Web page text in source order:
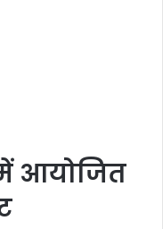
आयोजित